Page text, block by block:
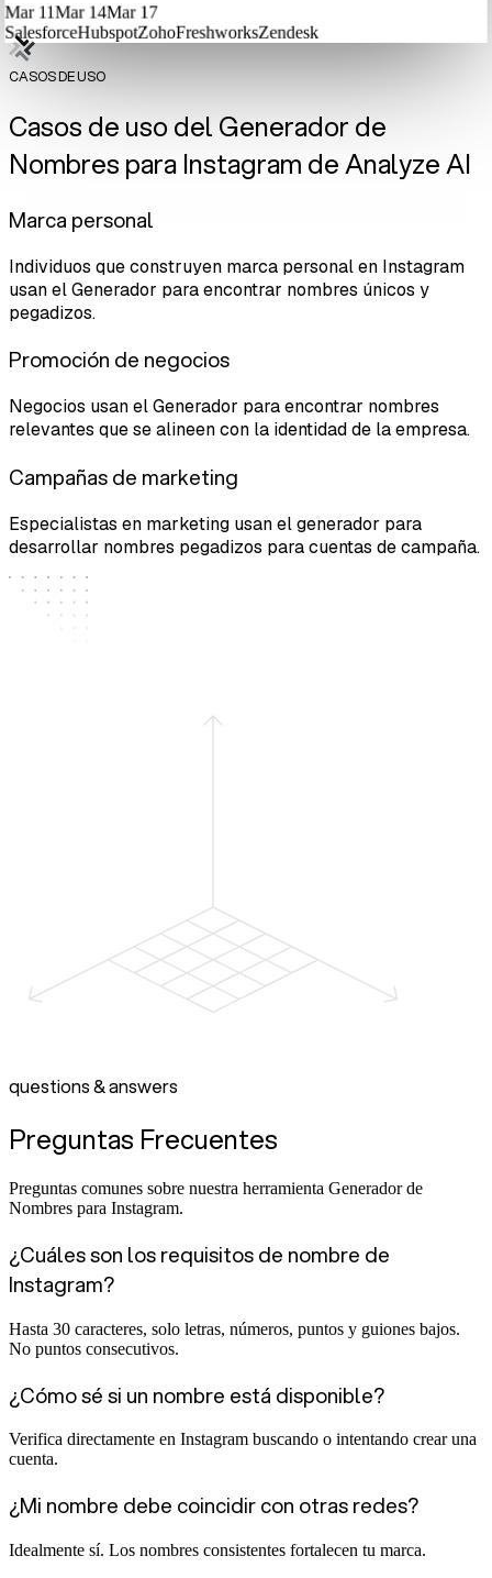
Mar 11Mar 14Mar 17
SalesforceHubspotZohoFreshworksZendesk
CASOS DE USO
Casos de uso del Generador de
Nombres para Instagram de Analyze AI
Marca personal
Individuos que construyen marca personal en Instagram
usan el Generador para encontrar nombres únicos y
pegadizos.
Promoción de negocios
Negocios usan el Generador para encontrar nombres
relevantes que se alineen con la identidad de la empresa.
Campañas de marketing
Especialistas en marketing usan el generador para
desarrollar nombres pegadizos para cuentas de campaña.
questions & answers
Preguntas Frecuentes
Preguntas comunes sobre nuestra herramienta Generador de
Nombres para Instagram.
¿Cuáles son los requisitos de nombre de
Instagram?
Hasta 30 caracteres, solo letras, números, puntos y guiones bajos.
No puntos consecutivos.
¿Cómo sé si un nombre está disponible?
Verifica directamente en Instagram buscando o intentando crear una
cuenta.
¿Mi nombre debe coincidir con otras redes?
Idealmente sí. Los nombres consistentes fortalecen tu marca.